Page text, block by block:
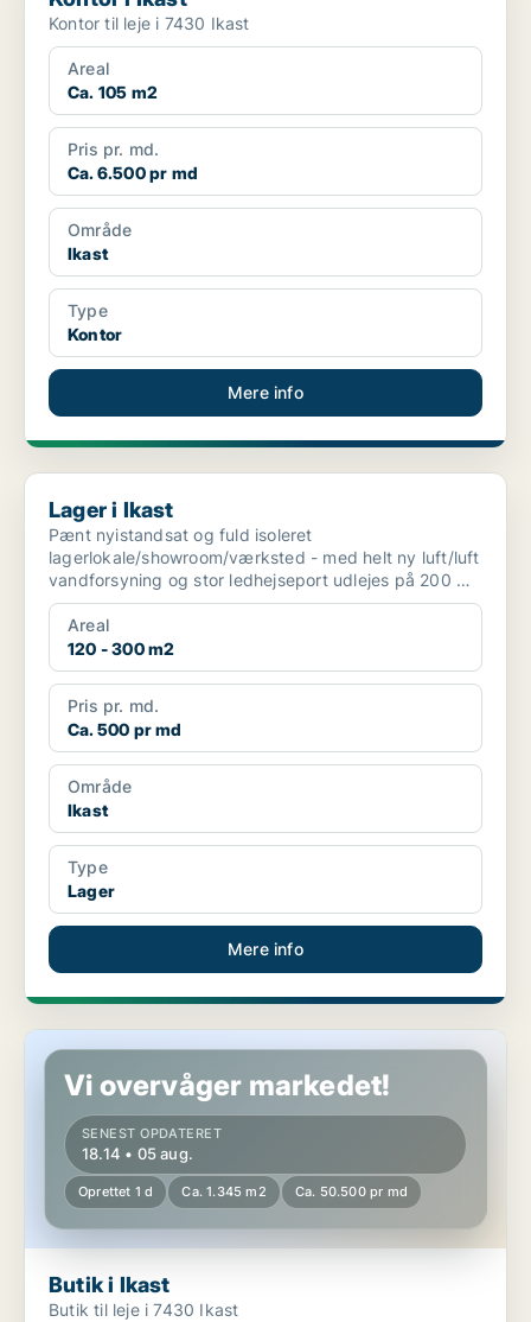
Kontor til leje i 7430 Ikast
Areal
Ca. 105 m2
Pris pr. md.
Ca. 6.500 pr md
Område
Ikast
Type
Kontor
Mere info
Lager i Ikast
Lager i Ikast
Pænt nyistandsat og fuld isoleret
lagerlokale/showroom/værksted - med helt ny luft/luft
vandforsyning og stor ledhejseport udlejes på 200 m2
til 5000kr mdl. ...
Areal
120 - 300 m2
Pris pr. md.
Ca. 500 pr md
Område
Ikast
Type
Lager
Mere info
Butik i Ikast
Vi overvåger markedet!
SENEST OPDATERET
18.14 • 05 aug.
Oprettet 1 d Ca. 1.345 m2 Ca. 50.500 pr md
Butik i Ikast
Butik til leje i 7430 Ikast